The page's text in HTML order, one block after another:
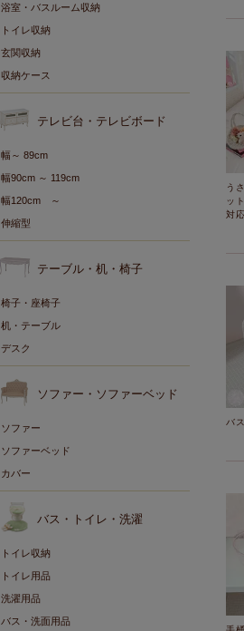
浴室・バスルーム収納
トイレ収納
玄関収納
収納ケース
テレビ台・テレビボード
幅～ 89cm
幅90cm ～ 119cm
幅120cm ～
伸縮型
テーブル・机・椅子
椅子・座椅子
机・テーブル
デスク
ソファー・ソファーベッド
ソファー
ソファーベッド
カバー
バス・トイレ・洗濯
トイレ収納
トイレ用品
洗濯用品
バス・洗面用品
う
ッ
対
バ